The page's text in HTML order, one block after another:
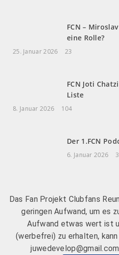
FCN –
eine Rolle?
25. Januar 2026 23
FCN Joti
Liste
8. Januar 2026 104
Der 1.FCN
6. Januar 2026
Das Fan Projekt Clubfans
geringen Aufwand, um es
Aufwand etwas wert ist
(werbefrei) zu erhalten,